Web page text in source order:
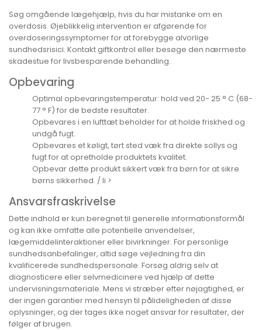
Søg omgående lægehjælp, hvis du har mistanke om en
overdosis. Øjeblikkelig intervention er afgørende for
overdoseringssymptomer for at forebygge alvorlige
sundhedsrisici. Kontakt giftkontrol eller besøge den nærmeste
skadestue for livsbesparende behandling.
Opbevaring
Optimal opbevaringstemperatur: hold ved 20- 25 ° C (68-
77 ° F) for de bedste resultater.
Opbevares i en lufttæt beholder for at holde friskhed og
undgå fugt.
Opbevares et køligt, tørt sted væk fra direkte sollys og
fugt for at opretholde produktets kvalitet.
Opbevar dette produkt sikkert væk fra børn for at sikre
børns sikkerhed. / li >
Ansvarsfraskrivelse
Dette indhold er kun beregnet til generelle informationsformål
og kan ikke omfatte alle potentielle anvendelser,
lægemiddelinteraktioner eller bivirkninger. For personlige
sundhedsanbefalinger, altid søge vejledning fra din
kvalificerede sundhedspersonale. Forsøg aldrig selv at
diagnosticere eller selvmedicinere ved hjælp af dette
undervisningsmateriale. Mens vi stræber efter nøjagtighed, er
der ingen garantier med hensyn til pålideligheden af disse
oplysninger, og der tages ikke noget ansvar for resultater, der
følger af brugen.